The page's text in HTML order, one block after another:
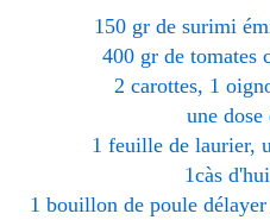
150 gr de surimi
400 gr de tomates
2 carottes, 1
une dose
1 feuille de laurier,
1càs
1 bouillon de poule